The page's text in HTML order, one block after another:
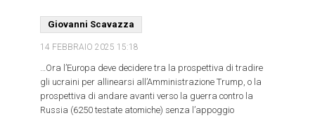
Giovanni Scavazza
14 FEBBRAIO 2025 15:18
…Ora l’Europa deve decidere tra la prospettiva di tradire
gli ucraini per allinearsi all’Amministrazione Trump, o la
prospettiva di andare avanti verso la guerra contro la
Russia (6250 testate atomiche) senza l’appoggio